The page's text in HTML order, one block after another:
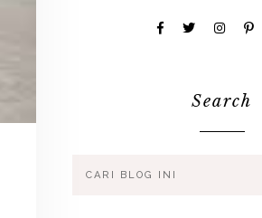
Search